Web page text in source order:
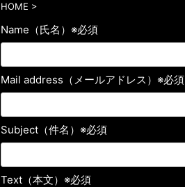
HOME >
Name（氏名）※必須
Mail address（メールアドレス）※必須
Subject（件名）※必須
Text（本文）※必須